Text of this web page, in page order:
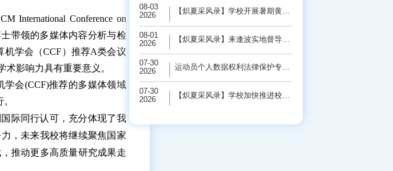
Conference on
带领的多媒体内容分析与检
机学会（CCF）推荐A类会议
术影响力具有重要意义。
会(CCF)推荐的多媒体领域
际同行认可，充分体现了我
，未来我校将继续聚焦国家
推动更多高质量研究成果走
08-03
2026
【炽夏采风录】学校开展暑期黄河保护“三下...
08-01
2026
07-30
2026
运动员个人数据权利法律保护专题研讨会在学...
07-30
2026